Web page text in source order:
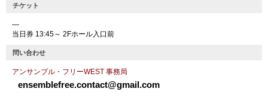
チケット
―
当日券 13:45～ 2Fホール入口前
問い合わせ
アンサンブル・フリーWEST 事務局
ensemblefree.contact@gmail.com